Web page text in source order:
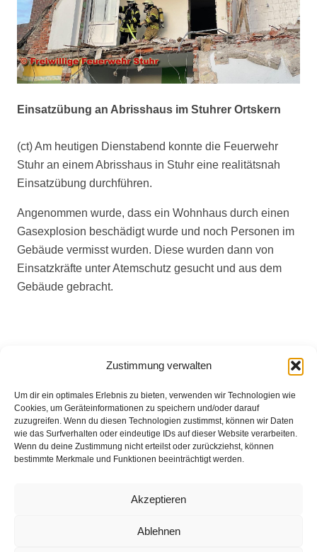
Zustimmung verwalten
Um dir ein optimales Erlebnis zu bieten, verwenden wir Technologien wie
Cookies, um Geräteinformationen zu speichern und/oder darauf
zuzugreifen. Wenn du diesen Technologien zustimmst, können wir Daten
wie das Surfverhalten oder eindeutige IDs auf dieser Website verarbeiten.
Wenn du deine Zustimmung nicht erteilst oder zurückziehst, können
bestimmte Merkmale und Funktionen beeinträchtigt werden.
Akzeptieren
Ablehnen
Einsatzübung an Abrisshaus im Stuhrer Ortskern
(ct) Am heutigen Dienstabend konnte die Feuerwehr
Stuhr an einem Abrisshaus in Stuhr eine realitätsnah
Einsatzübung durchführen.
Angenommen wurde, dass ein Wohnhaus durch einen
Gasexplosion beschädigt wurde und noch Personen im
Gebäude vermisst wurden. Diese wurden dann von
Einsatzkräfte unter Atemschutz gesucht und aus dem
Gebäude gebracht.
Eingesetzte Kräfte: Feuerwehr Stuhr
Weitere Informationen über diesen Einsatz im
Detailbericht